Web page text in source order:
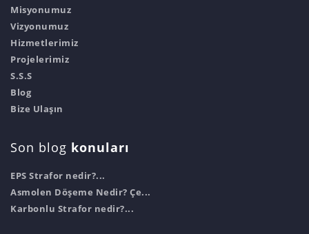
Misyonumuz
Vizyonumuz
Hizmetlerimiz
Projelerimiz
S.S.S
Blog
Bize Ulaşın
Son blog konuları
EPS Strafor nedir?...
Asmolen Döşeme Nedir? Çe...
Karbonlu Strafor nedir?...